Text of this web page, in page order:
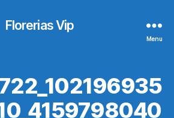
Florerias Vip
Menu